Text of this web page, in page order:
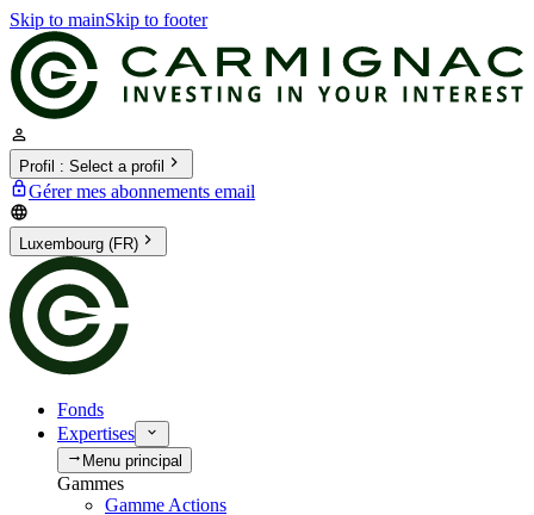
Skip to mainSkip to footer
Profil : Select a profil
Gérer mes abonnements email
Luxembourg (FR)
Fonds
Expertises
Menu principal
Gammes
Gamme Actions